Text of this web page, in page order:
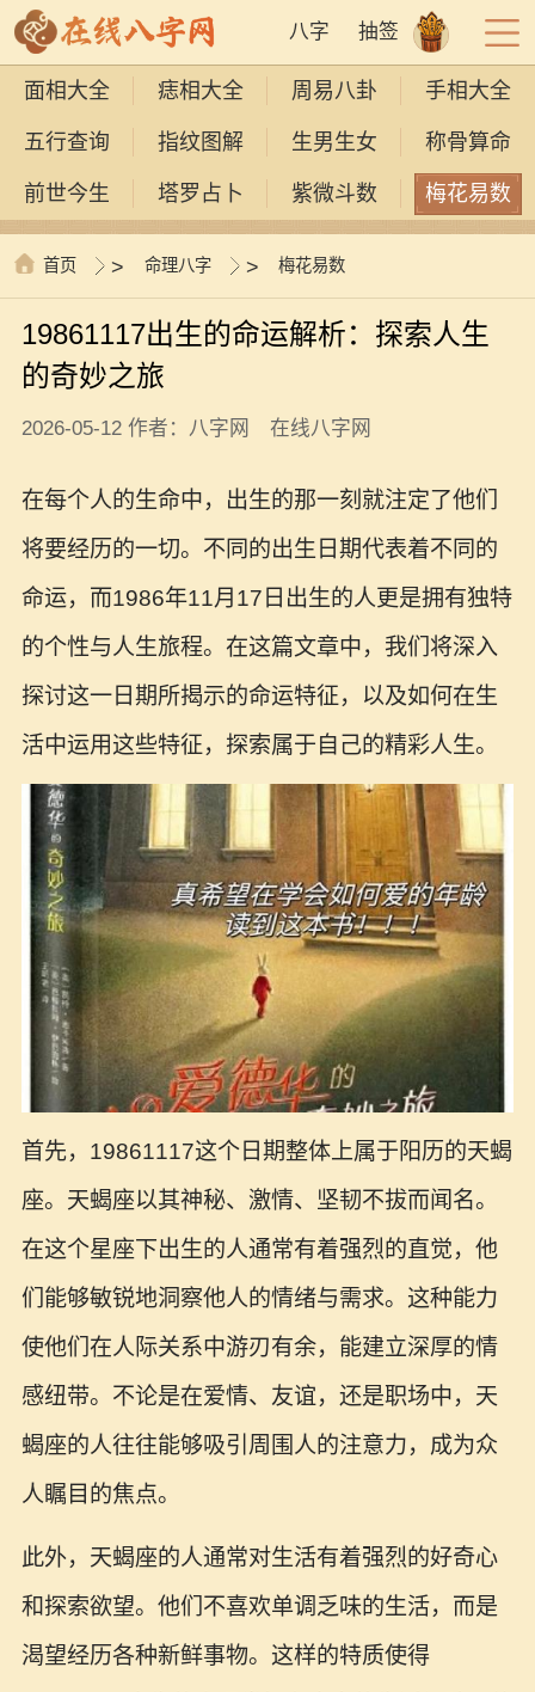
八字 抽签
面相大全 痣相大全 周易八卦 手相大全
五行查询 指纹图解 生男生女 称骨算命
前世今生 塔罗占卜 紫微斗数 梅花易数
首页 > 命理八字 > 梅花易数
19861117出生的命运解析：探索人生
的奇妙之旅
2026-05-12 作者：八字网 在线八字网
在每个人的生命中，出生的那一刻就注定了他们
将要经历的一切。不同的出生日期代表着不同的
命运，而1986年11月17日出生的人更是拥有独特
的个性与人生旅程。在这篇文章中，我们将深入
探讨这一日期所揭示的命运特征，以及如何在生
活中运用这些特征，探索属于自己的精彩人生。
首先，19861117这个日期整体上属于阳历的天蝎
座。天蝎座以其神秘、激情、坚韧不拔而闻名。
在这个星座下出生的人通常有着强烈的直觉，他
们能够敏锐地洞察他人的情绪与需求。这种能力
使他们在人际关系中游刃有余，能建立深厚的情
感纽带。不论是在爱情、友谊，还是职场中，天
蝎座的人往往能够吸引周围人的注意力，成为众
人瞩目的焦点。
此外，天蝎座的人通常对生活有着强烈的好奇心
和探索欲望。他们不喜欢单调乏味的生活，而是
渴望经历各种新鲜事物。这样的特质使得